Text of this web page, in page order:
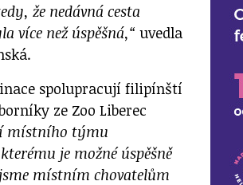
že nedávná cesta
více než úspěšná,“ uvedla
spolupracují filipínští
ze Zoo Liberec
místního týmu
je možné úspěšně
místním chovatelům